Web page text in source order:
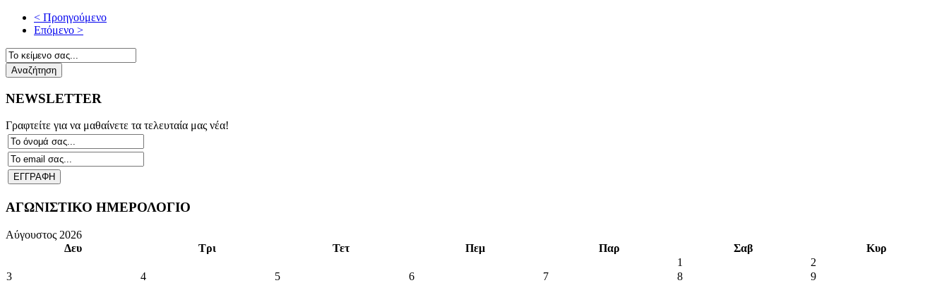
< Προηγούμενο
Επόμενο >
Αναζήτηση
NEWSLETTER
Γραφτείτε για να μαθαίνετε τα τελευταία μας νέα!
ΑΓΩΝΙΣΤΙΚΟ ΗΜΕΡΟΛΟΓΙΟ
Αύγουστος 2026
Δευ
Τρι Τετ Πεμ Παρ Σαβ
Κυρ
1
2
3
4 5 6 7 8
9